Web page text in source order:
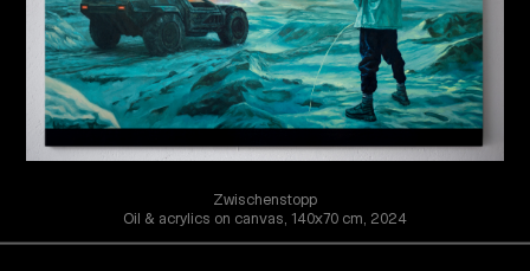
Zwischenstopp
Oil & acrylics on canvas, 140x70 cm, 2024